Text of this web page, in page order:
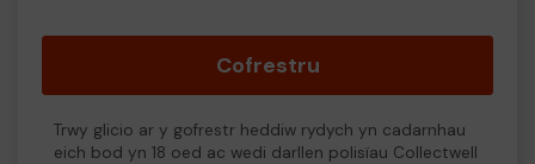
Cofrestru
Trwy glicio ar y gofrestr heddiw rydych yn cadarnhau
eich bod yn 18 oed ac wedi darllen polisïau Collectwell